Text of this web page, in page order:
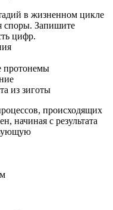
в жизненном цикле
споры. Запишите
цифр.
протонемы
из зиготы
происходящих
начиная с результата